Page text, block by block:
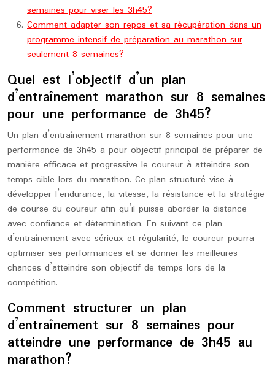
semaines pour viser les 3h45?
Comment adapter son repos et sa récupération dans un
programme intensif de préparation au marathon sur
seulement 8 semaines?
Quel est l’objectif d’un plan
d’entraînement marathon sur 8 semaines
pour une performance de 3h45?
Un plan d’entraînement marathon sur 8 semaines pour une
performance de 3h45 a pour objectif principal de préparer de
manière efficace et progressive le coureur à atteindre son
temps cible lors du marathon. Ce plan structuré vise à
développer l’endurance, la vitesse, la résistance et la stratégie
de course du coureur afin qu’il puisse aborder la distance
avec confiance et détermination. En suivant ce plan
d’entraînement avec sérieux et régularité, le coureur pourra
optimiser ses performances et se donner les meilleures
chances d’atteindre son objectif de temps lors de la
compétition.
Comment structurer un plan
d’entraînement sur 8 semaines pour
atteindre une performance de 3h45 au
marathon?